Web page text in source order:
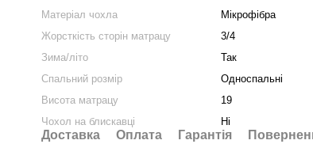
Матеріал чохла
Мікрофібра
Жорсткість сторін матрацу
3/4
Зима/літо
Так
Спальний розмір
Односпальні
Висота матрацу
19
Чохол на блискавці
Ні
Доставка Оплата Гарантія